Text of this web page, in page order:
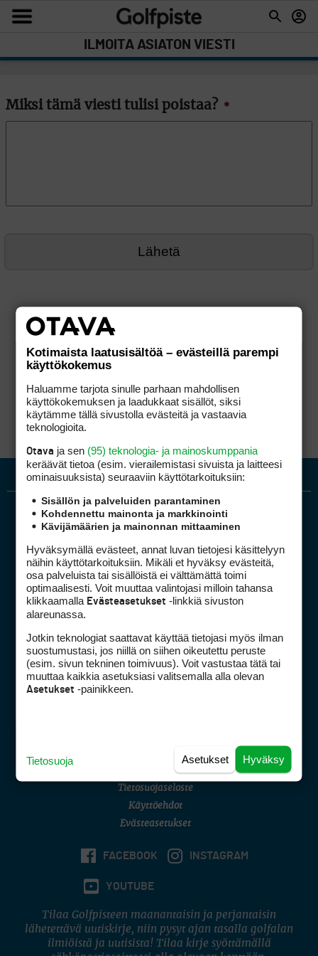
ILMOITA ASIATON VIESTI
Miksi tämä viesti tulisi poistaa? *
Golfpiste mediakortti
Golfpisteen yhteystiedot
DSA avoimuusraportti
Asiakaspalvelu
(digi) digi@otavamedia.fi
Tietosuojaseloste
Käyttöehdot
Evästeasetukset
FACEBOOK INSTAGRAM
YOUTUBE
Tilaa Golfpisteen maanantaisin ja perjantaisin
lähetettävä uutiskirje, niin pysyt ajan tasalla golfalan
ilmiöistä ja uutisista! Tilaa kirje syöttämällä
Kotimaista laatusisältöä – evästeillä parempi
käyttökokemus
Haluamme tarjota sinulle parhaan mahdollisen
käyttökokemuksen ja laadukkaat sisällöt, siksi
käytämme tällä sivustolla evästeitä ja vastaavia
teknologioita.
Otava ja sen (95) teknologia- ja mainoskumppania
keräävät tietoa (esim. vierailemis­tasi sivuista ja laitteesi
ominaisuuk­sista) seuraaviin käyttötarkoituksiin:
Sisällön ja palveluiden parantaminen
Kohdennettu mainonta ja markkinointi
Kävijämäärien ja mainonnan mittaaminen
Hyväksymällä evästeet, annat luvan tietojesi käsittelyyn
näihin käyttötarkoituksiin. Mikäli et hyväksy evästeitä,
osa palveluista tai sisällöistä ei välttämättä toimi
optimaalisesti. Voit muuttaa valintojasi milloin tahansa
klikkaamalla Evästeasetukset -linkkiä sivuston
alareunassa.
Jotkin teknologiat saattavat käyttää tietojasi myös ilman
suostumustasi, jos niillä on siihen oikeutettu peruste
(esim. sivun tekninen toimivuus). Voit vastustaa tätä tai
muuttaa kaikkia asetuksiasi valitsemalla alla olevan
Asetukset -painikkeen.
Hyväksy
Asetukset
Tietosuoja